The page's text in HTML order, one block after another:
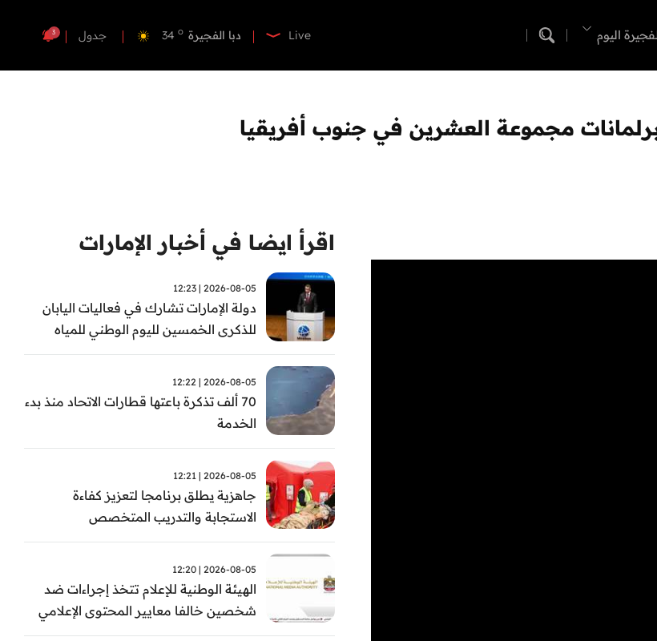
اليوم Live دبا الفجيرة 34 o
أم القيوين
جدول 3
مجموعة العشرين في جنوب أفريقيا
اقرأ ايضا في أخبار الإمارات
2026-08-05 | 12:23
دولة الإمارات تشارك في فعاليات اليابان
للذكرى الخمسين لليوم الوطني للمياه
وأسبوع المياه
2026-08-05 | 12:22
70 ألف تذكرة باعتها قطارات الاتحاد منذ بدء
الخدمة
2026-08-05 | 12:21
جاهزية يطلق برنامجا لتعزيز كفاءة
الاستجابة والتدريب المتخصص
2026-08-05 | 12:20
الهيئة الوطنية للإعلام تتخذ إجراءات ضد
شخصين خالفا معايير المحتوى الإعلامي